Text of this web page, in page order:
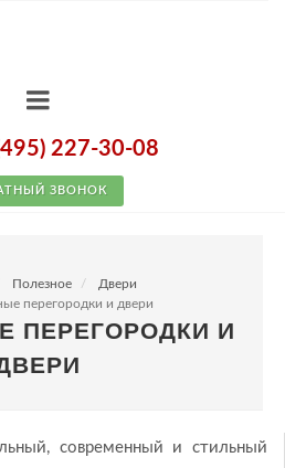
227-30-08
ЗВОНОК
Полезное
Двери
перегородки и двери
ПЕРЕГОРОДКИ И
современный и стильный